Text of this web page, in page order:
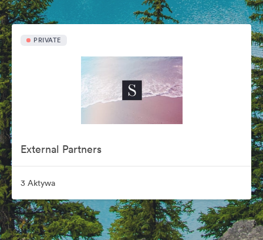
PRIVATE
External Partners
3 Aktywa